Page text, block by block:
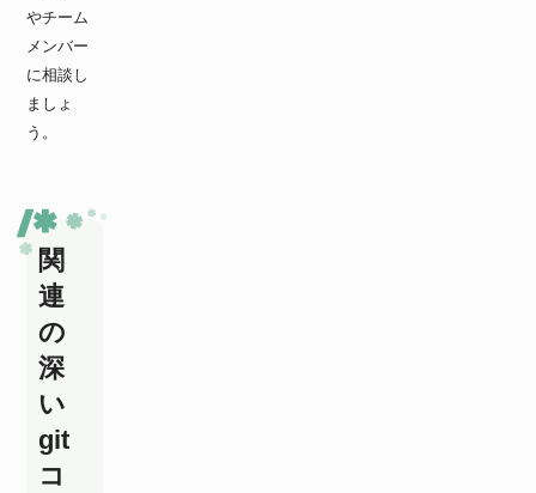
やチーム
メンバー
に相談し
ましょ
う。
関
連
の
深
い
git
コ